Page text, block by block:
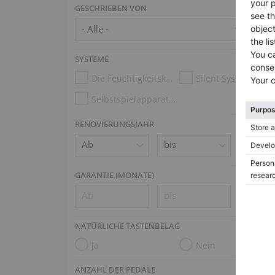
GESCHRIEBEN VON
SYSTEME
Die Feuchtigkeitskontrollsysteme
Silent System
Selbstspielapparatur (z.B. Disklavier, PianoDisc, Spirio)
RENOVIERUNGSJAHR
GARANTIE (MONATE)
NATÜRLICHE TASTENBELAG
Ja Nein
ANZAHL DER PEDALE